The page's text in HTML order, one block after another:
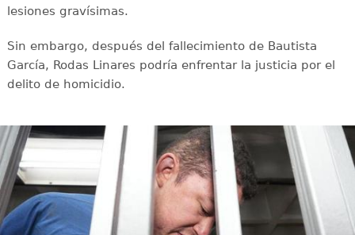
lesiones gravísimas.
Sin embargo, después del fallecimiento de Bautista
García, Rodas Linares podría enfrentar la justicia por el
delito de homicidio.